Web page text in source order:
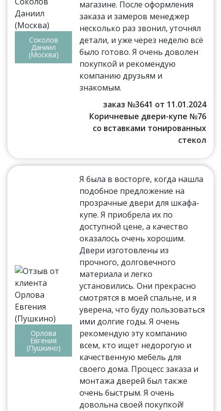
Соколов
Даниил
(Москва)
магазине. После оформления
заказа и замеров менеджер
несколько раз звонил, уточнял
детали, и уже через неделю всё
было готово. Я очень доволен
покупкой и рекомендую
компанию друзьям и
знакомым.
заказ №3641 от 11.01.2024
Коричневые двери-купе №76
со вставками тонированных
стекол
Орлова
Евгения
(Пушкино)
Я была в восторге, когда нашла
подобное предложение на
прозрачные двери для шкафа-
купе. Я приобрела их по
доступной цене, а качество
оказалось очень хорошим.
Двери изготовлены из
прочного, долговечного
материала и легко
установились. Они прекрасно
смотрятся в моей спальне, и я
уверена, что буду пользоваться
ими долгие годы. Я очень
рекомендую эту компанию
всем, кто ищет недорогую и
качественную мебель для
своего дома. Процесс заказа и
монтажа дверей был также
очень быстрым. Я очень
довольна своей покупкой!